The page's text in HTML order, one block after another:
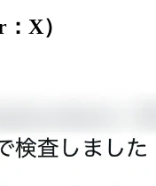
X）